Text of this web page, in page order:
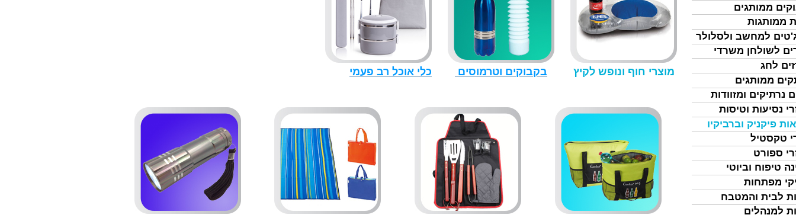
ממותגים
ממותגות
למחשב ולסלולר
לשולחן משרדי
לחג
ממותגים
נרתיקים ומזוודות
נסיעות וטיסות
פיקניק וברביקיו
טקסטיל
ספורט
טיפוח וביוטי
מפתחות
לבית והמטבח
למנהלים
מוצרי חוף ונופש לקיץ בקבוקים וטרמוסים כלי אוכל רב פעמי